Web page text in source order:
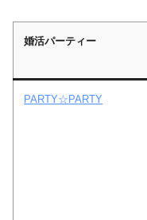
婚活パーティー
PARTY☆PARTY